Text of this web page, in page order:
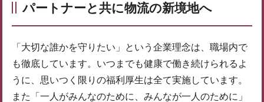
パートナーと共に物流の新境地へ
「大切な誰かを守りたい」という企業理念は、職場内で
も徹底しています。いつまでも健康で働き続けられるよ
うに、思いつく限りの福利厚生は全て実施しています。
また「一人がみんなのために、みんなが一人のために」